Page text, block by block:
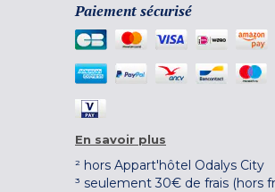
Paiement sécurisé
En savoir plus
² hors Appart'hôtel Odalys City
³ seulement 30€ de frais (hors